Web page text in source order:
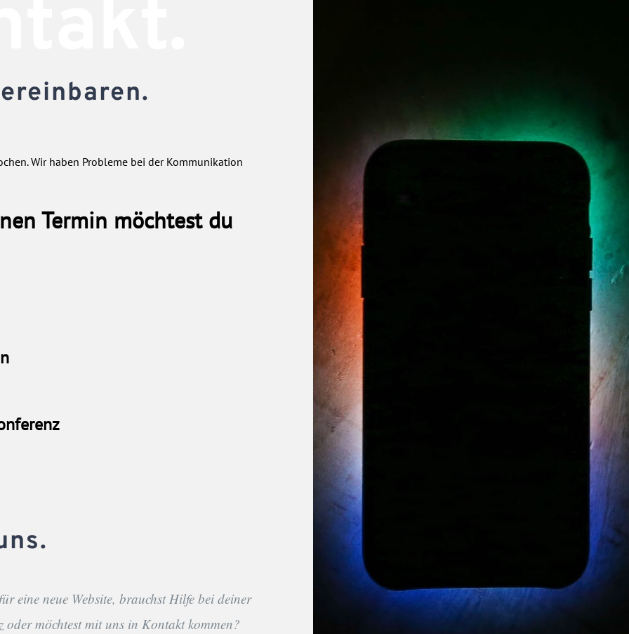
eine neue Website, brauchst Hilfe bei deiner
oder möchtest mit uns in Kontakt kommen?